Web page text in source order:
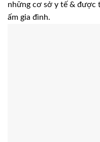
những cơ sở y tế & được
ấm gia đình.